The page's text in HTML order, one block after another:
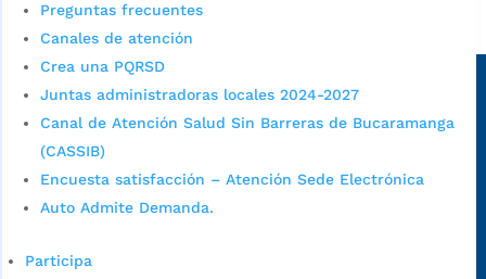
Preguntas frecuentes
Canales de atención
Crea una PQRSD
Juntas administradoras locales 2024-2027
Canal de Atención Salud Sin Barreras de Bucaramanga
(CASSIB)
Encuesta satisfacción – Atención Sede Electrónica
Auto Admite Demanda.
Participa
Alcaldía de Bucaramanga
Sede principal